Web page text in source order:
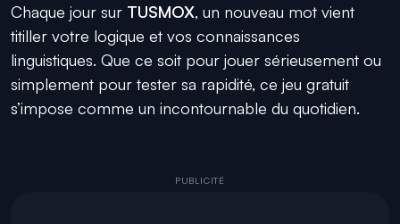
Chaque jour sur TUSMOX, un nouveau mot vient
titiller votre logique et vos connaissances
linguistiques. Que ce soit pour jouer sérieusement ou
simplement pour tester sa rapidité, ce jeu gratuit
s’impose comme un incontournable du quotidien.